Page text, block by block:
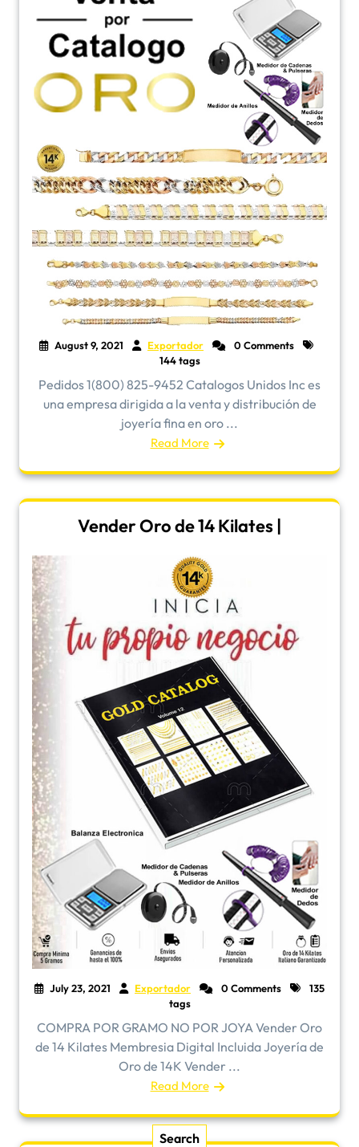
August 9, 2021 Exportador
0 Comments
144 tags
Pedidos 1(800) 825-9452 Catalogos Unidos Inc es
una empresa dirigida a la venta y distribución de
joyería fina en oro ...
Read More
Vender Oro de 14 Kilates |
July 23, 2021 Exportador 0 Comments
135
tags
COMPRA POR GRAMO NO POR JOYA Vender Oro
de 14 Kilates Membresia Digital Incluida Joyería de
Oro de 14K Vender ...
Read More
Search